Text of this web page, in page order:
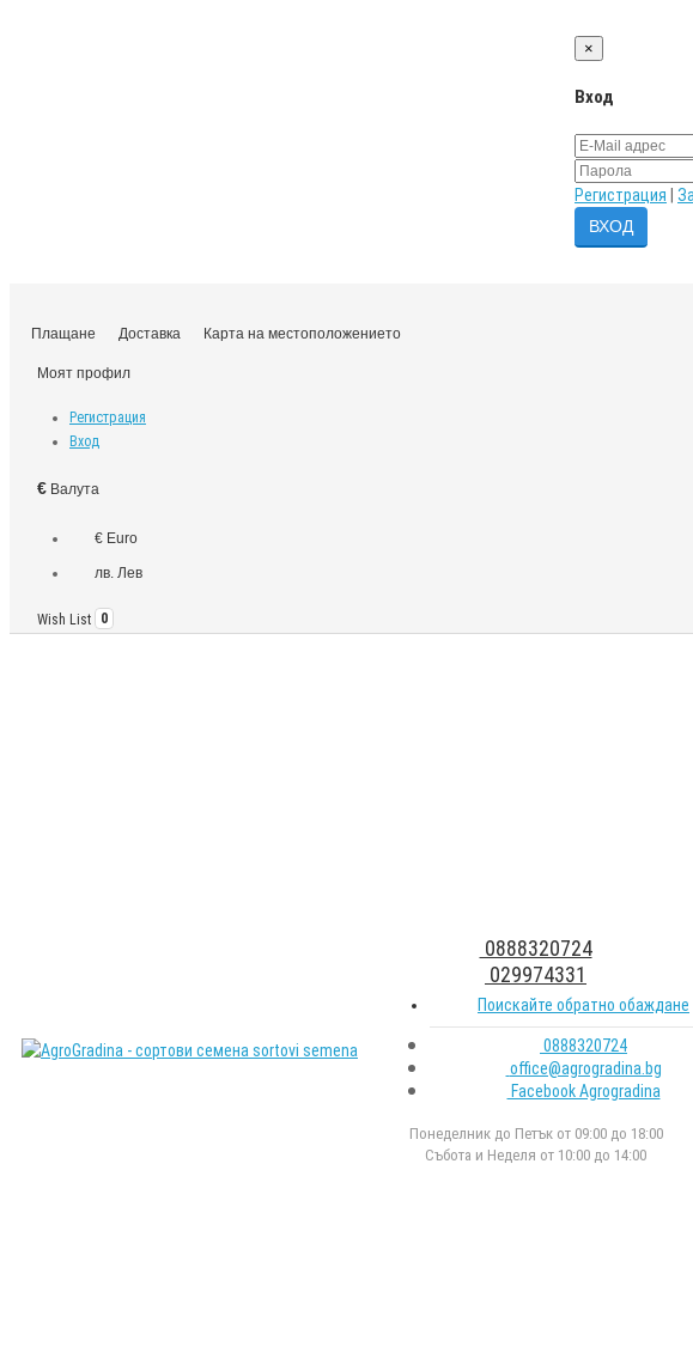
×
Вход
Регистрация
Плащане Доставка Карта на местоположението
Моят профил
Регистрация
Вход
€ Валута
€ Euro
лв. Лев
Wish List 0
0888320724
029974331
Поискайте обратно обаждане
0888320724
office@agrogradina.bg
Facebook Agrogradina
Понеделник до Петък от 09:00 до 18:00
Събота и Неделя от 10:00 до 14:00